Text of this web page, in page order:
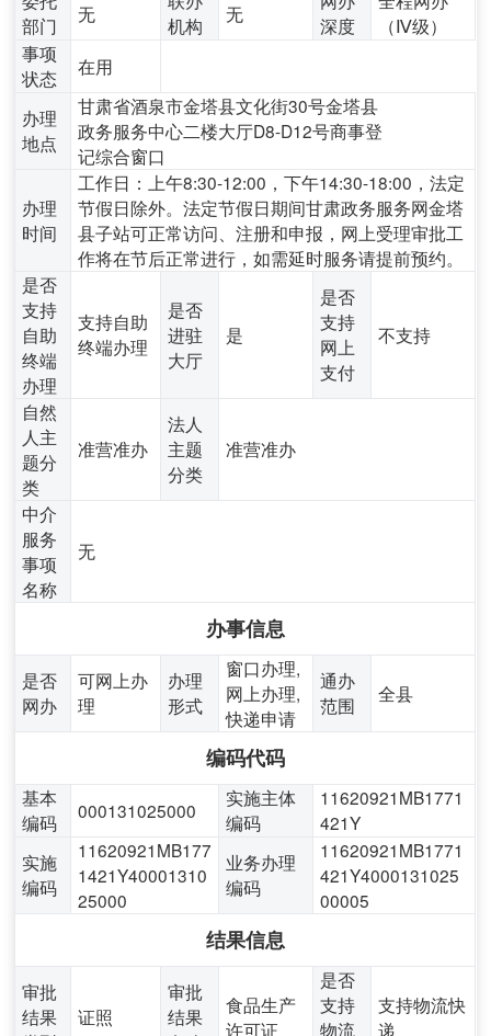
部门
无
机构
无
深度
（Ⅳ级）
事项
状态
在用
办理
地点
甘肃省酒泉市金塔县文化街30号金塔县
政务服务中心二楼大厅D8-D12号商事登
记综合窗口
办理
时间
工作日：上午8:30-12:00，下午14:30-18:00，法定
节假日除外。法定节假日期间甘肃政务服务网金塔
县子站可正常访问、注册和申报，网上受理审批工
作将在节后正常进行，如需延时服务请提前预约。
是否
支持
自助
终端
办理
支持自助
终端办理
是否
进驻
大厅
是
是否
支持
网上
支付
不支持
自然
人主
题分
类
准营准办
法人
主题
分类
准营准办
中介
服务
事项
名称
无
办事信息
是否
网办
可网上办
理
办理
形式
窗口办理,
网上办理,
快递申请
通办
范围
全县
编码代码
基本
编码
000131025000
实施主体
编码
11620921MB1771
421Y
实施
编码
11620921MB177
1421Y40001310
25000
业务办理
编码
11620921MB1771
421Y4000131025
00005
结果信息
审批
结果
证照
审批
结果
食品生产
许可证
是否
支持
物流
支持物流快
递